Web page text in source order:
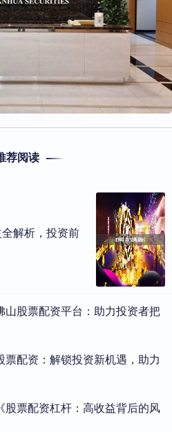
荐阅读
解析，投资前
山股票配资平台：助力投资者把
配资：解锁投资新机遇，助力
股票配资杠杆：高收益背后的风